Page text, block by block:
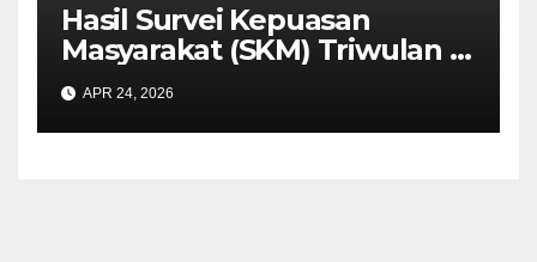
Hasil Survei Kepuasan
Masyarakat (SKM) Triwulan I
Tahun 2026: Tingkat Kualitas
Pelayanan Sangat Baik
APR 24, 2026